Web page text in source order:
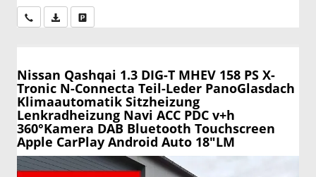
Wir rufen Sie anPDF-Datei, Fahrzeugexposé drucken
Nissan Qashqai 1.3 DIG-T MHEV 158 PS X-
Tronic N-Connecta Teil-Leder PanoGlasdach
Klimaautomatik Sitzheizung
Lenkradheizung Navi ACC PDC v+h
360°Kamera DAB Bluetooth Touchscreen
Apple CarPlay Android Auto 18"LM